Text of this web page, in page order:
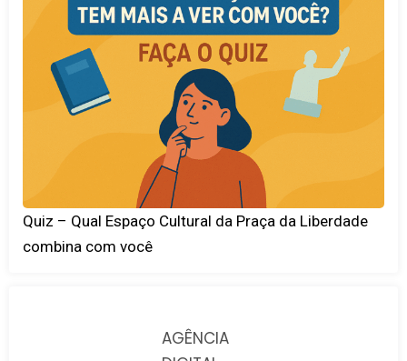
Quiz – Qual Espaço Cultural da Praça da Liberdade
combina com você
AGÊNCIA